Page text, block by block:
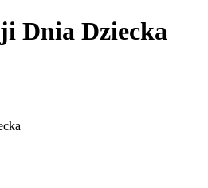
Dnia Dziecka